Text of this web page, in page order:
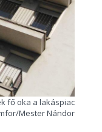
fő oka a lakáspiac
Mester Nándor